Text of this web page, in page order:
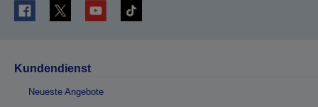
Kundendienst
Neueste Angebote